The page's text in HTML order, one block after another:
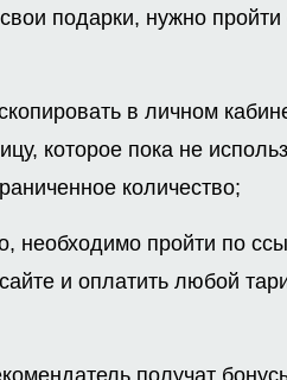
подарки, нужно
в личном
которое пока не
количество;
необходимо пройти по
и оплатить любой